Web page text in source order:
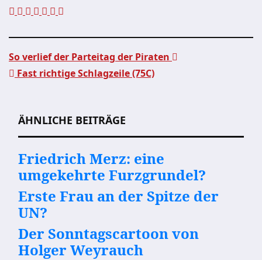
So verlief der Parteitag der Piraten
Fast richtige Schlagzeile (75C)
ÄHNLICHE BEITRÄGE
Friedrich Merz: eine
umgekehrte Furzgrundel?
Erste Frau an der Spitze der
UN?
Der Sonntagscartoon von
Holger Weyrauch